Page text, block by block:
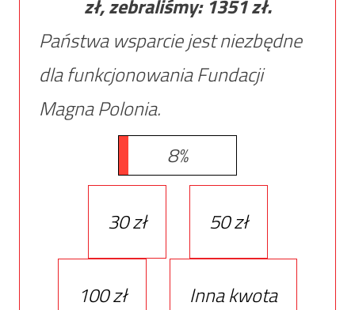
zł, zebraliśmy: 1351zł.
Państwa wsparcie jest niezbędne
dla funkcjonowania Fundacji
Magna Polonia.
8%
30 zł 50 zł
100 zł
Inna kwota